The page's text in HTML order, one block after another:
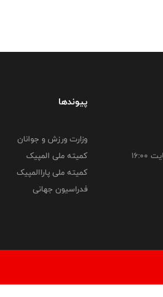
پیوندها
وزارت ورزش و جوانان
کمیته ملی المپیک
کمیته ملی پاراالمپیک
فدراسیون جهانی